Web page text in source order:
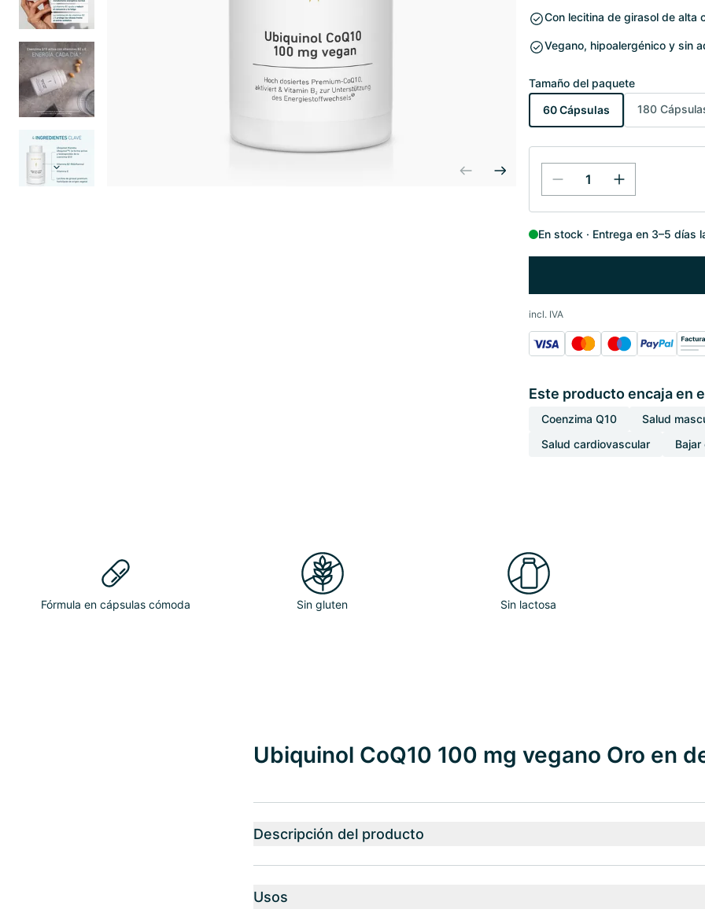
Con lecitina de girasol de alta
Vegano, hipoalergénico y sin
Tamaño del paquete
60 Cápsulas
180
En stock Entrega en 3–5 días
incl. IVA
Este producto encaja en
Coenzima Q10
Salud
Salud cardiovascular
Fórmula en cápsulas cómoda Sin gluten Sin lactosa
Ubiquinol CoQ10 100 mg vegano Oro en
Descripción del producto
Usos